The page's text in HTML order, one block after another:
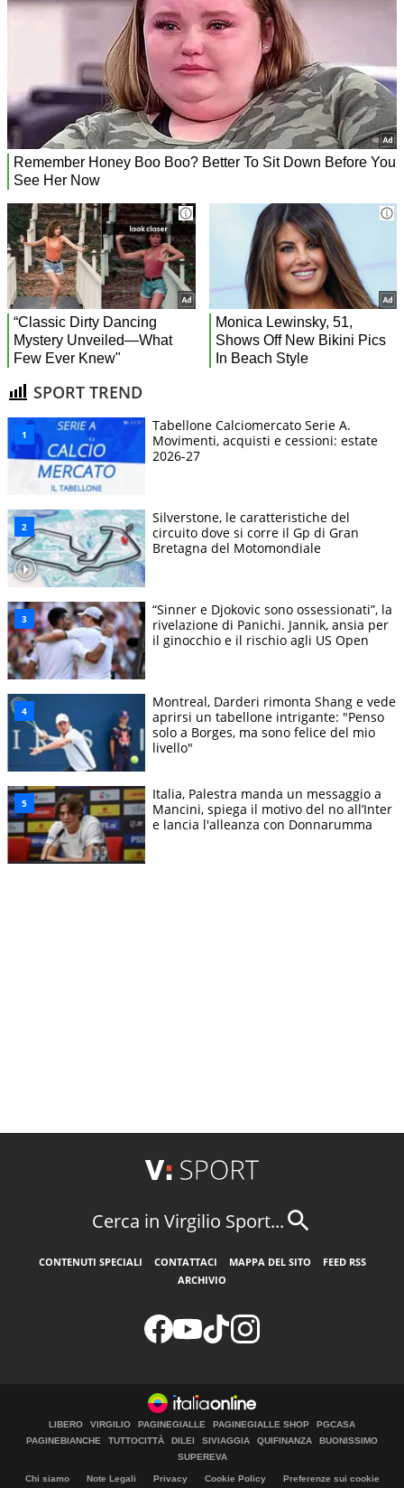
SPORT TREND
Tabellone Calciomercato Serie A.
Movimenti, acquisti e cessioni: estate
2026-27
Silverstone, le caratteristiche del
circuito dove si corre il Gp di Gran
Bretagna del Motomondiale
“Sinner e Djokovic sono ossessionati”, la
rivelazione di Panichi. Jannik, ansia per
il ginocchio e il rischio agli US Open
Montreal, Darderi rimonta Shang e vede
aprirsi un tabellone intrigante: "Penso
solo a Borges, ma sono felice del mio
livello"
Italia, Palestra manda un messaggio a
Mancini, spiega il motivo del no all’Inter
e lancia l'alleanza con Donnarumma
Cerca in Virgilio Sport...
CONTENUTI SPECIALI CONTATTACI MAPPA DEL SITO
FEED RSS
ARCHIVIO
LIBERO VIRGILIO PAGINEGIALLE PAGINEGIALLE SHOP
PGCASA
PAGINEBIANCHE
TUTTOCITTÀ DILEI SIVIAGGIA QUIFINANZA
BUONISSIMO
SUPEREVA
Chi siamo Note Legali Privacy Cookie Policy Preferenze sui cookie